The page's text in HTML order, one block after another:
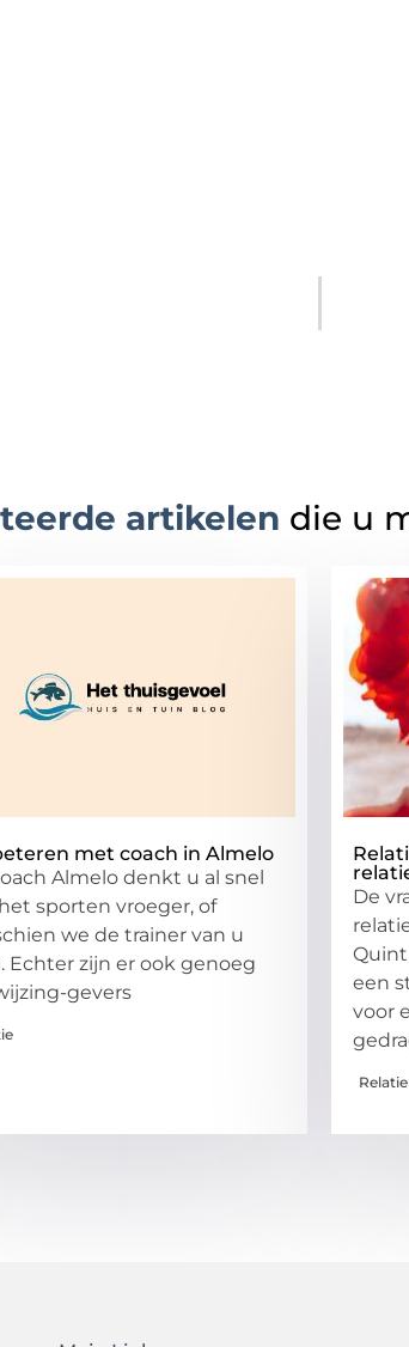
artikelen die u
met coach in Almelo
Almelo denkt u al snel
sporten vroeger, of
we de trainer van u
Echter zijn er ook genoeg
gevers
De
Quint
een
voor
Relatie